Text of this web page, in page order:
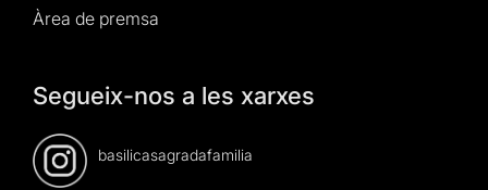
Àrea de premsa
Segueix-nos a les xarxes
basilicasagradafamilia